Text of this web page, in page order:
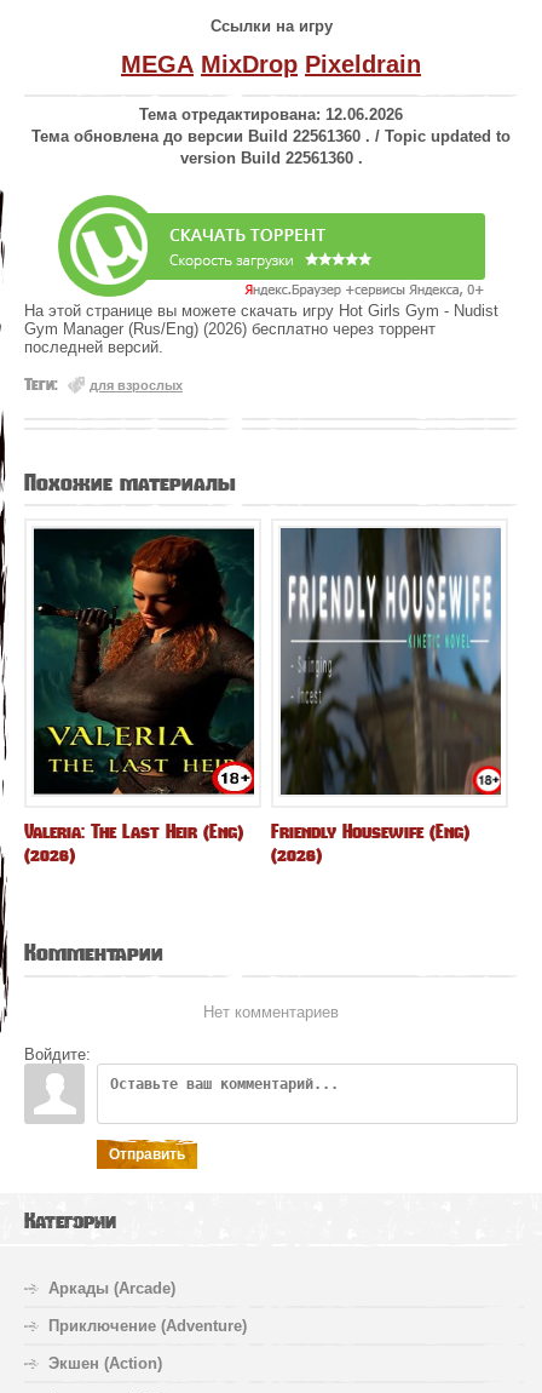
Ссылки на игру
MEGA MixDrop Pixeldrain
Тема отредактирована: 12.06.2026
Тема обновлена до версии Build 22561360 . / Topic updated to
version Build 22561360 .
На этой странице вы можете скачать игру Hot Girls Gym - Nudist
Gym Manager (Rus/Eng) (2026) бесплатно через торрент
последней версий.
Теги: для взрослых
Похожие материалы
Valeria: The Last Heir (Eng)
(2026)
Friendly Housewife (Eng)
(2026)
Комментарии
Нет комментариев
Войдите:
Отправить
Категории
Аркады (Arcade)
Приключение (Adventure)
Экшен (Action)